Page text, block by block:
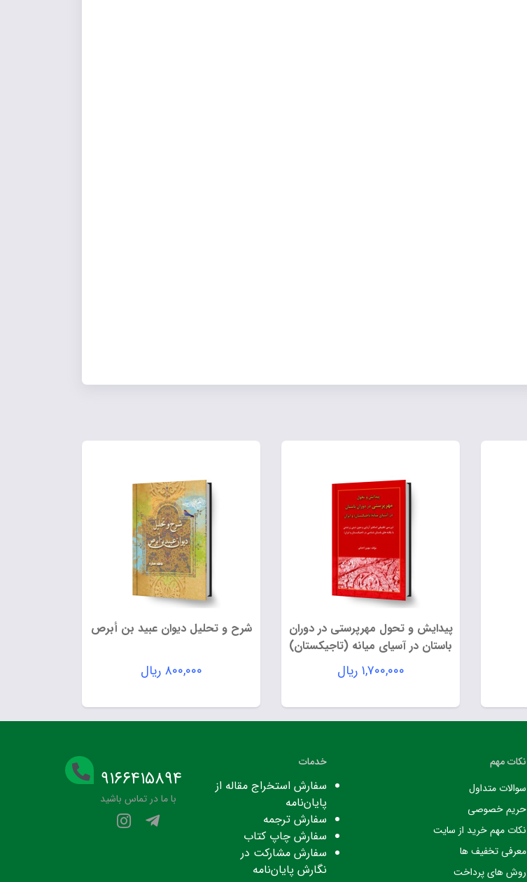
پیدایش و تحول مهرپرستی در دوران
باستان در آسیای میانه (تاجیکستان)
و ایران
۱,۷۰۰,۰۰۰ ریال
شرح و تحلیل دیوان عبید بن أبرص
۸۰۰,۰۰۰ ریال
نکات مهم
سوالات متداول
حریم خصوصی
نکات مهم خرید از سایت
معرفی تخفیف ها
روش های پرداخت
خدمات
سفارش استخراج مقاله از
پایان‌نامه
سفارش ترجمه
سفارش چاپ کتاب
سفارش مشارکت در
نگارش پایان‌نامه
۹۱۶۶۴۱۵۸۹۴
با ما در تماس باشید